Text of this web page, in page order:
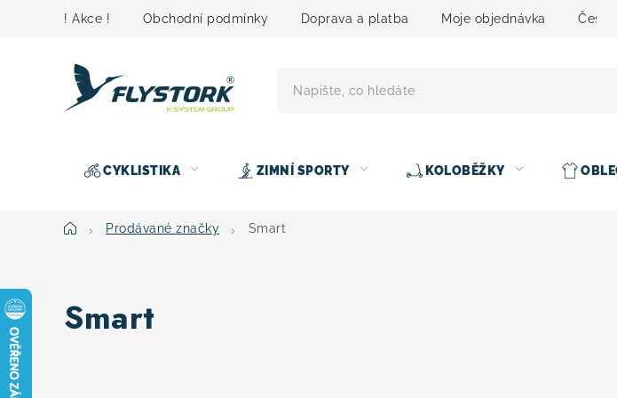
! Akce ! Obchodní podmínky Doprava a platba Moje objednávka Čeština
CYKLISTIKA ZIMNÍ SPORTY KOLOBĚŽKY
DomůProdávané značky Smart
Smart